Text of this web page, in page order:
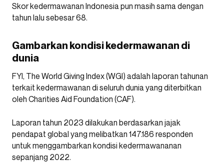
Skor kedermawanan Indonesia pun masih sama dengan
tahun lalu sebesar 68.
Gambarkan kondisi kedermawanan di
dunia
FYI, The World Giving Index (WGI) adalah laporan tahunan
terkait kedermawanan di seluruh dunia yang diterbitkan
oleh Charities Aid Foundation (CAF).
Laporan tahun 2023 dilakukan berdasarkan jajak
pendapat global yang melibatkan 147.186 responden
untuk menggambarkan kondisi kedermawananan
sepanjang 2022.